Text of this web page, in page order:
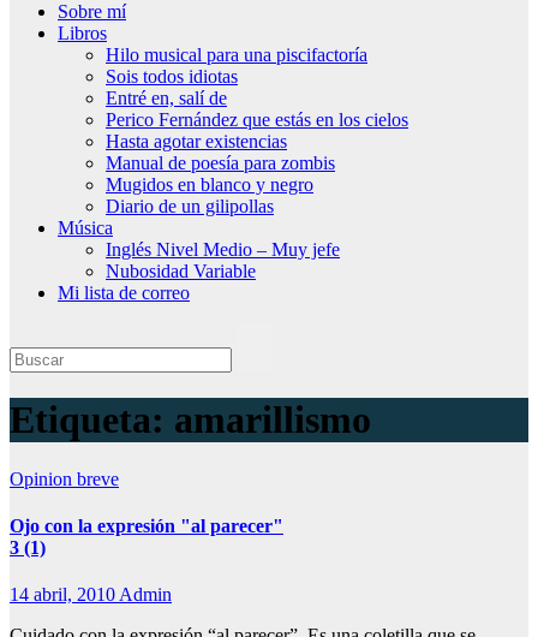
Sobre mí
Libros
Hilo musical para una piscifactoría
Sois todos idiotas
Entré en, salí de
Perico Fernández que estás en los cielos
Hasta agotar existencias
Manual de poesía para zombis
Mugidos en blanco y negro
Diario de un gilipollas
Música
Inglés Nivel Medio – Muy jefe
Nubosidad Variable
Mi lista de correo
Etiqueta: amarillismo
Opinion breve
Ojo con la expresión "al parecer"
3 (1)
14 abril, 2010Admin